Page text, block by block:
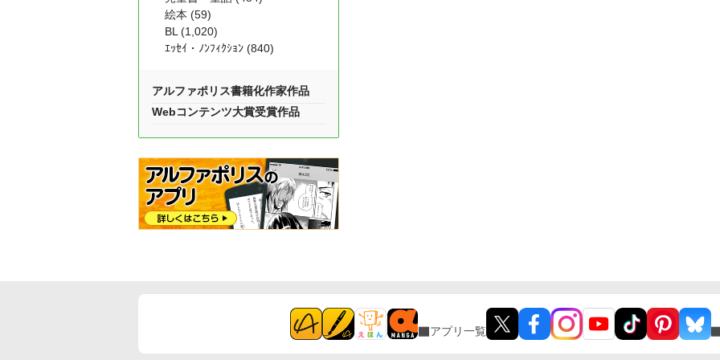
絵本 (59)
BL (1,020)
ｴｯｾｲ・ﾉﾝﾌｨｸｼｮﾝ (840)
アルファポリス書籍化作家作品
Webコンテンツ大賞受賞作品
アプリ一覧